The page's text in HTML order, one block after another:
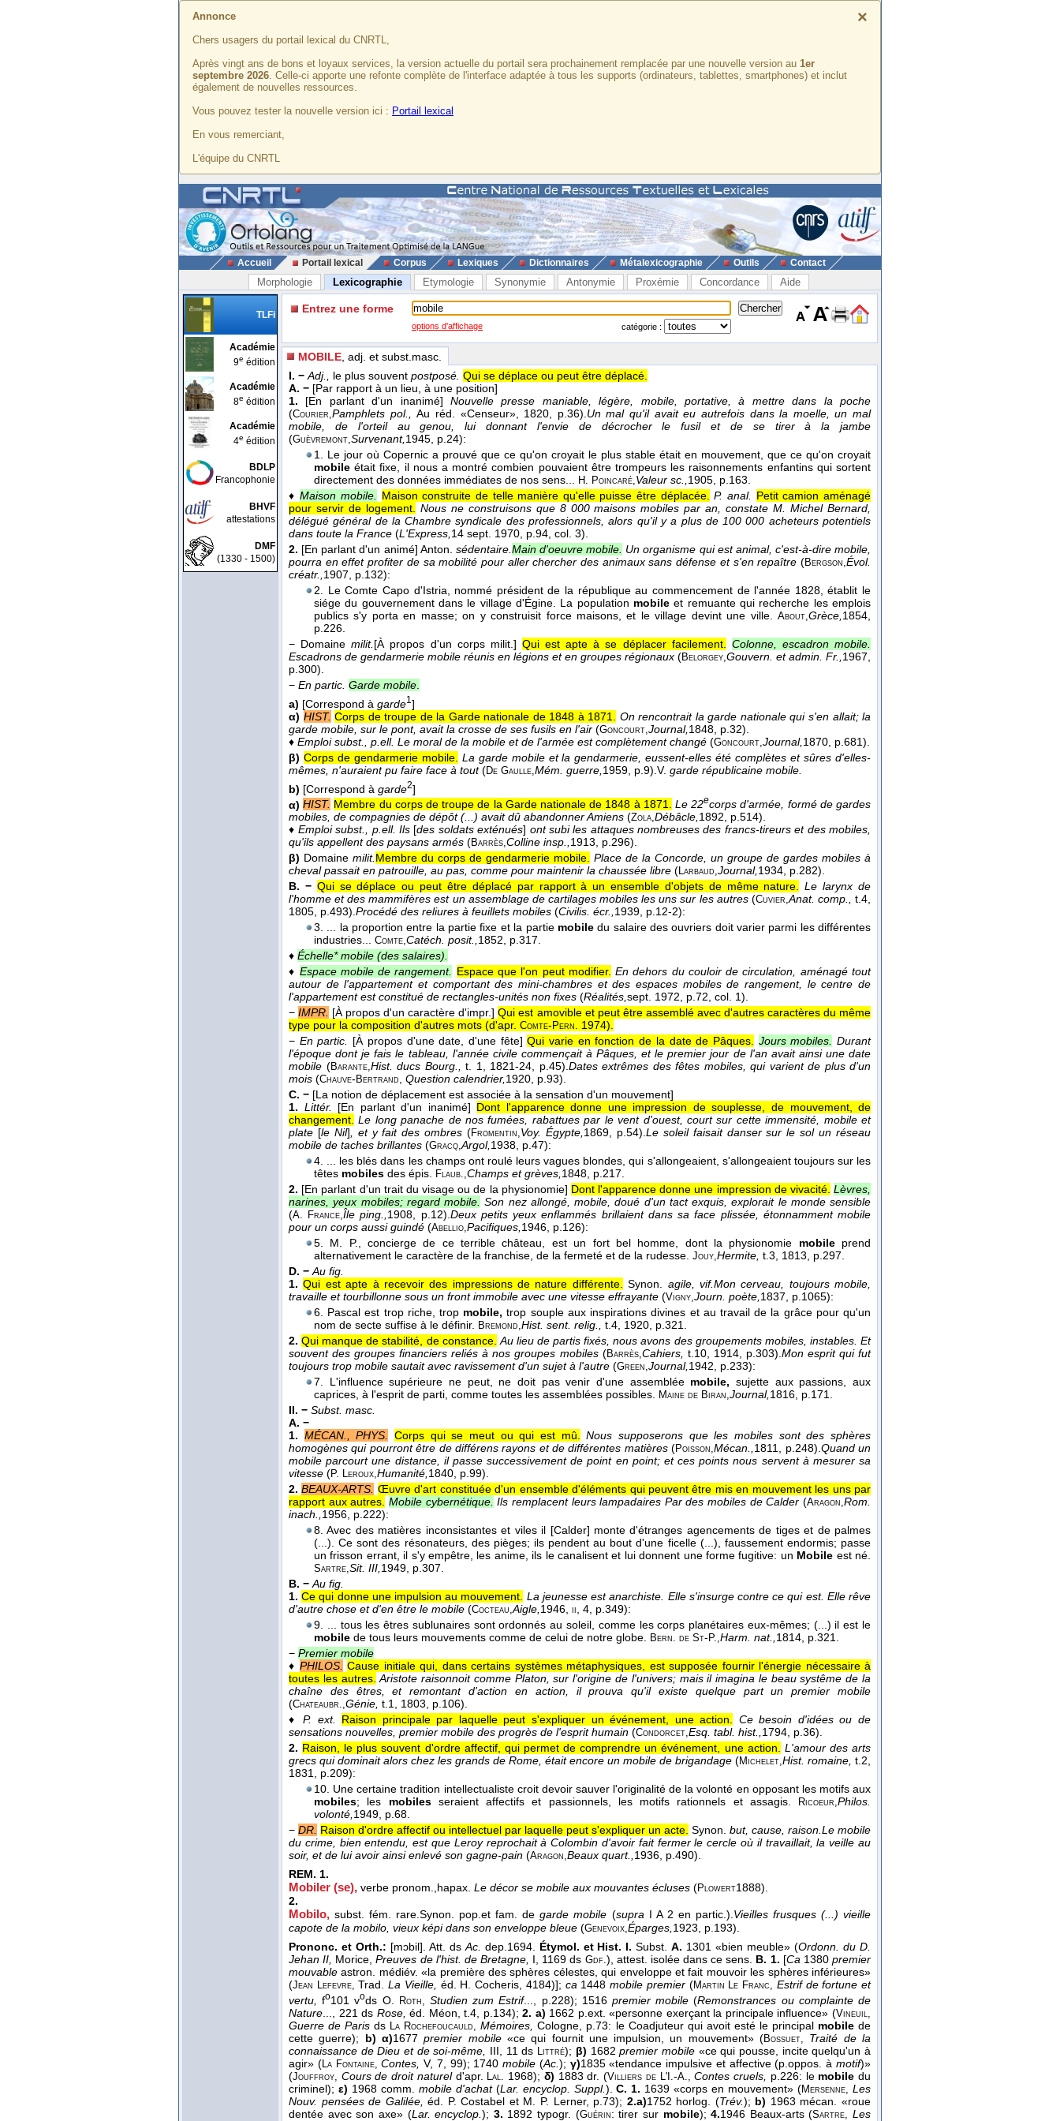
×
Annonce
Chers usagers du portail lexical du CNRTL,
Après vingt ans de bons et loyaux services, la version actuelle du portail sera prochainement remplacée par une nouvelle version au 1er
septembre 2026. Celle-ci apporte une refonte complète de l'interface adaptée à tous les supports (ordinateurs, tablettes, smartphones) et inclut
également de nouvelles ressources.
Vous pouvez tester la nouvelle version ici : Portail lexical
En vous remerciant,
L'équipe du CNRTL
Accueil Portail lexical Corpus Lexiques Dictionnaires Métalexicographie Outils Contact
Morphologie Lexicographie Etymologie Synonymie Antonymie Proxémie Concordance Aide
TLFi
Académie
9e édition
Académie
8e édition
Académie
4e édition
BDLP
Francophonie
BHVF
attestations
DMF
(1330 - 1500)
Entrez une forme
options d'affichage catégorie :
MOBILE , adj. et subst.masc.
I. − Adj., le plus souvent postposé. Qui se déplace ou peut être déplacé.
A. − [Par rapport à un lieu, à une position]
1.
[En parlant d'un inanimé]
Nouvelle presse maniable, légère, mobile, portative, à mettre dans la poche
(Courier,Pamphlets pol.,Au réd. «Censeur», 1820, p.36).Un mal qu'il avait eu autrefois dans la moelle, un mal
mobile, de l'orteil au genou, lui donnant l'envie de décrocher le fusil et de se tirer à la jambe
(Guèvremont,Survenant,1945, p.24):
1. Le jour où Copernic a prouvé que ce qu'on croyait le plus stable était en mouvement, que ce qu'on croyait
mobileétait fixe, il nous a montré combien pouvaient être trompeurs les raisonnements enfantins qui sortent
directement des données immédiates de nos sens... H. Poincaré,Valeur sc.,1905, p.163.
♦Maison mobile. Maison construite de telle manière qu'elle puisse être déplacée. P. anal. Petit camion aménagé
pour servir de logement. Nous ne construisons que 8 000 maisons mobiles par an, constate M. Michel Bernard,
délégué général de la Chambre syndicale des professionnels, alors qu'il y a plus de 100 000 acheteurs potentiels
dans toute la France (L'Express,14 sept. 1970, p.94, col. 3).
2. [En parlant d'un animé] Anton. sédentaire.Main d'oeuvre mobile. Un organisme qui est animal, c'est-à-dire mobile,
pourra en effet profiter de sa mobilité pour aller chercher des animaux sans défense et s'en repaître (Bergson,Évol.
créatr.,1907, p.132):
2. Le Comte Capo d'Istria, nommé président de la république au commencement de l'année 1828, établit le
siége du gouvernement dans le village d'Égine. La population mobileet remuante qui recherche les emplois
publics s'y porta en masse; on y construisit force maisons, et le village devint une ville. About,Grèce,1854,
p.226.
− Domainemilit.[À propos d'un corps milit.] Qui est apte à se déplacer facilement. Colonne, escadron mobile.
Escadrons de gendarmerie mobile réunis en légions et en groupes régionaux (Belorgey,Gouvern. et admin. Fr.,1967,
p.300).
− En partic. Garde mobile.
a) [Correspond à garde1 ]
α) HIST. Corps de troupe de la Garde nationale de 1848 à 1871.
On rencontrait la garde nationale qui s'en allait; la
garde mobile, sur le pont, avait la crosse de ses fusils en l'air (Goncourt,Journal, 1848 , p.32).
♦ Emploi subst., p.ell. Le moral de la mobile et de l'armée est complètement changé (Goncourt,Journal, 1870 , p.681).
β) Corps de gendarmerie mobile. La garde mobile et la gendarmerie, eussent-elles été complètes et sûres d'elles-
mêmes, n'auraient pu faire face à tout(De Gaulle,Mém. guerre, 1959 , p.9). V. garde républicaine mobile.
b) [Correspond à garde2]
α) HIST. Membre du corps de troupe de la Garde nationale de 1848 à 1871. Le 22ecorps d'armée, formé de gardes
mobiles, de compagnies de dépôt (...) avait dû abandonner Amiens (Zola,Débâcle,1892, p.514).
♦ Emploi subst., p.ell. Ils [des soldats exténués] ont subi les attaques nombreuses des francs-tireurs et des mobiles,
qu'ils appellent des paysans armés (Barrès,Colline insp.,1913, p.296).
β) Domaine milit.Membre du corps de gendarmerie mobile. Place de la Concorde, un groupe de gardes mobiles à
cheval passait en patrouille, au pas, comme pour maintenir la chaussée libre (Larbaud,Journal,1934, p.282).
B. − Qui se déplace ou peut être déplacé par rapport à un ensemble d'objets de même nature. Le larynx de
l'homme et des mammifères est un assemblage de cartilages mobiles les uns sur les autres (Cuvier,Anat. comp.,t.4,
1805, p.493).Procédé des reliures à feuillets mobiles (Civilis. écr.,1939, p.12-2):
3. ... la proportion entre la partie fixe et la partie mobiledu salaire des ouvriers doit varier parmi les différentes
industries... Comte,Catéch. posit.,1852, p.317.
♦ Échelle* mobile (des salaires).
♦ Espace mobile de rangement. Espace que l'on peut modifier. En dehors du couloir de circulation, aménagé tout
autour de l'appartement et comportant des mini-chambres et des espaces mobiles de rangement, le centre de
l'appartement est constitué de rectangles-unités non fixes (Réalités,sept. 1972, p.72, col. 1).
−IMPR. [À propos d'un caractère d'impr.] Qui est amovible et peut être assemblé avec d'autres caractères du même
type pour la composition d'autres mots (d'apr. Comte- Pern. 1974).
− En partic. [À propos d'une date, d'une fête] Qui varie en fonction de la date de Pâques. Jours mobiles. Durant
l'époque dont je fais le tableau, l'année civile commençait à Pâques, et le premier jour de l'an avait ainsi une date
mobile (Barante,Hist. ducs Bourg., t. 1, 1821-24, p.45).Dates extrêmes des fêtes mobiles, qui varient de plus d'un
mois (Chauve- Bertrand, Question calendrier,1920, p.93).
C. − [La notion de déplacement est associée à la sensation d'un mouvement]
1. Littér. [En parlant d'un inanimé] Dont l'apparence donne une impression de souplesse, de mouvement, de
changement. Le long panache de nos fumées, rabattues par le vent d'ouest, court sur cette immensité, mobile et
plate [le Nil], et y fait des ombres(Fromentin,Voy. Égypte,1869, p.54).Le soleil faisait danser sur le sol un réseau
mobile de taches brillantes (Gracq,Argol,1938, p.47):
4. ... les blés dans les champs ont roulé leurs vagues blondes, qui s'allongeaient, s'allongeaient toujours sur les
têtes mobiles des épis. Flaub.,Champs et grèves,1848, p.217.
2. [En parlant d'un trait du visage ou de la physionomie] Dont l'apparence donne une impression de vivacité. Lèvres,
narines, yeux mobiles; regard mobile. Son nez allongé, mobile, doué d'un tact exquis, explorait le monde sensible
(A. France,Île ping.,1908, p.12).Deux petits yeux enflammés brillaient dans sa face plissée, étonnamment mobile
pour un corps aussi guindé (Abellio,Pacifiques,1946, p.126):
5. M. P., concierge de ce terrible château, est un fort bel homme, dont la physionomie mobile prend
alternativement le caractère de la franchise, de la fermeté et de la rudesse. Jouy,Hermite, t.3, 1813, p.297.
D. − Au fig.
1. Qui est apte à recevoir des impressions de nature différente. Synon. agile, vif.Mon cerveau, toujours mobile,
travaille et tourbillonne sous un front immobile avec une vitesse effrayante (Vigny,Journ. poète,1837, p.1065):
6. Pascal est trop riche, trop mobile,trop souple aux inspirations divines et au travail de la grâce pour qu'un
nom de secte suffise à le définir. Bremond,Hist. sent. relig., t.4, 1920, p.321.
2. Qui manque de stabilité, de constance. Au lieu de partis fixés, nous avons des groupements mobiles, instables. Et
souvent des groupes financiers reliés à nos groupes mobiles (Barrès,Cahiers, t.10, 1914, p.303).Mon esprit qui fut
toujours trop mobile sautait avec ravissement d'un sujet à l'autre (Green,Journal,1942, p.233):
7. L'influence supérieure ne peut, ne doit pas venir d'une assemblée mobile,sujette aux passions, aux
caprices, à l'esprit de parti, comme toutes les assemblées possibles. Maine de Biran,Journal,1816, p.171.
II. − Subst. masc.
A. −
1. MÉCAN., PHYS. Corps qui se meut ou qui est mû. Nous supposerons que les mobiles sont des sphères
homogènes qui pourront être de différens rayons et de différentes matières(Poisson,Mécan.,1811, p.248).Quand un
mobile parcourt une distance, il passe successivement de point en point; et ces points nous servent à mesurer sa
vitesse (P. Leroux,Humanité,1840, p.99).
2. BEAUX-ARTS. Œuvre d'art constituée d'un ensemble d'éléments qui peuvent être mis en mouvement les uns par
rapport aux autres. Mobile cybernétique. Ils remplacent leurs lampadaires Par des mobiles de Calder(Aragon,Rom.
inach.,1956, p.222):
8. Avec des matières inconsistantes et viles il [Calder] monte d'étranges agencements de tiges et de palmes
(...). Ce sont des résonateurs, des pièges; ils pendent au bout d'une ficelle (...), faussement endormis; passe
un frisson errant, il s'y empêtre, les anime, ils le canalisent et lui donnent une forme fugitive: un Mobile est né.
Sartre,Sit. III,1949, p.307.
B. − Au fig.
1. Ce qui donne une impulsion au mouvement. La jeunesse est anarchiste. Elle s'insurge contre ce qui est. Elle rêve
d'autre chose et d'en être le mobile (Cocteau,Aigle,1946, ii, 4, p.349):
9. ... tous les êtres sublunaires sont ordonnés au soleil, comme les corps planétaires eux-mêmes; (...) il est le
mobile de tous leurs mouvements comme de celui de notre globe. Bern. de St- P.,Harm. nat.,1814, p.321.
− Premier mobile
♦ PHILOS. Cause initiale qui, dans certains systèmes métaphysiques, est supposée fournir l'énergie nécessaire à
toutes les autres. Aristote raisonnoit comme Platon, sur l'origine de l'univers; mais il imagina le beau systême de la
chaîne des êtres, et remontant d'action en action, il prouva qu'il existe quelque part un premier mobile
(Chateaubr.,Génie, t.1, 1803, p.106).
♦P. ext. Raison principale par laquelle peut s'expliquer un événement, une action. Ce besoin d'idées ou de
sensations nouvelles, premier mobile des progrès de l'esprit humain (Condorcet,Esq. tabl. hist.,1794, p.36).
2. Raison, le plus souvent d'ordre affectif, qui permet de comprendre un événement, une action. L'amour des arts
grecs qui dominait alors chez les grands de Rome, était encore un mobile de brigandage (Michelet,Hist. romaine, t.2,
1831, p.209):
10. Une certaine tradition intellectualiste croit devoir sauver l'originalité de la volonté en opposant les motifs aux
mobiles; les mobiles seraient affectifs et passionnels, les motifs rationnels et assagis. Ricoeur,Philos.
volonté,1949, p.68.
− DR. Raison d'ordre affectif ou intellectuel par laquelle peut s'expliquer un acte. Synon. but, cause, raison.Le mobile
du crime, bien entendu, est que Leroy reprochait à Colombin d'avoir fait fermer le cercle où il travaillait, la veille au
soir, et de lui avoir ainsi enlevé son gagne-pain (Aragon,Beaux quart.,1936, p.490).
REM. 1.
Mobiler (se), verbe pronom.,hapax. Le décor se mobile aux mouvantes écluses (Plowert1888).
2.
Mobilo, subst. fém. rare.Synon. pop.et fam. degarde mobile (supra I A 2 en partic.).Vieilles frusques (...) vieille
capote de la mobilo, vieux képi dans son enveloppe bleue (Genevoix,Éparges,1923, p.193).
Prononc. et Orth.: [mɔbil]. Att. dsAc. dep.1694. Étymol. et Hist. I.Subst.A. 1301 «bien meuble» (Ordonn. du D.
Jehan II, Morice,Preuves de l'hist. de Bretagne, I, 1169 ds Gdf.), attest. isolée dans ce sens. B. 1. [Ca 1380premier
mouvableastron. médiév. «la première des sphères célestes, qui enveloppe et fait mouvoir les sphères inférieures»
(Jean Lefevre, Trad.La Vieille, éd. H. Cocheris, 4184)]; ca 1448mobile premier (Martin Le Franc, Estrif de fortune et
vertu,fo101 vods O. Roth,Studien zum Estrif..., p.228); 1516premier mobile(Remonstrances ou complainte de
Nature ..., 221 ds Rose,éd. Méon, t.4, p.134);2. a) 1662 p.ext. «personne exerçant la principale influence» (Vineuil,
Guerre de Parisds La Rochefoucauld,Mémoires,Cologne, p.73: le Coadjuteur qui avoit esté le principal mobilede
cette guerre); b) α)1677premier mobile «ce qui fournit une impulsion, un mouvement» (Bossuet, Traité de la
connaissance de Dieu et de soi-même, III, 11 ds Littré); β) 1682premier mobile «ce qui pousse, incite quelqu'un à
agir» (La Fontaine,Contes,V, 7, 99); 1740mobile (Ac. ); γ)1835 «tendance impulsive et affective (p.oppos. àmotif)»
(Jouffroy, Cours de droit naturel d'apr. Lal. 1968); δ) 1883 dr. (Villiers de L'I.-A.,Contes cruels, p.226: le mobiledu
criminel); ε) 1968 comm. mobile d'achat (Lar. encyclop. Suppl.).C. 1. 1639 «corps en mouvement» (Mersenne, Les
Nouv. pensées de Galilée, éd. P. Costabel et M. P. Lerner, p.73); 2.a)1752 horlog. (Trév.); b) 1963 mécan. «roue
dentée avec son axe» (Lar. encyclop.); 3. 1892 typogr. (Guérin: tirer sur mobile);4.1946 Beaux-arts (Sartre, Les